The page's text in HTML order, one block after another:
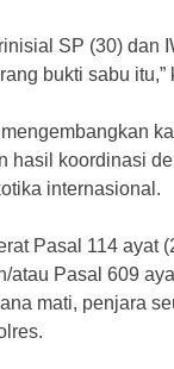
SP (30) dan
bukti sabu itu,”
hasil koordinasi
internasional.
Pasal 114 ayat
atau Pasal 609
mati, penjara